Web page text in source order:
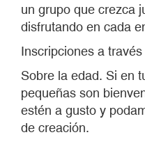
un grupo que crezca
disfrutando en cada
Inscripciones a través
Sobre la edad. Si en
pequeñas son
estén a gusto y
de creación.